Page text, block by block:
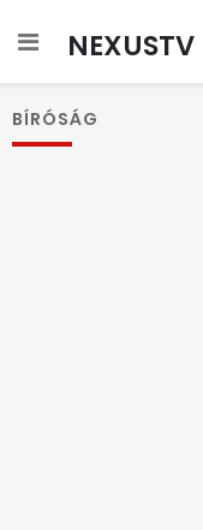
NEXUSTV
BÍRÓSÁG